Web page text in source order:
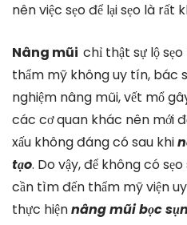
nên việc sẹo để lại sẹo là rất
Nâng mũi chỉ thật sự lộ
thẩm mỹ không uy tín, bác
nghiệm nâng mũi, vết mổ
các cơ quan khác nên mới
xấu không đáng có sau khi
tạo. Do vậy, để không có
cần tìm đến thẩm mỹ viện
thực hiệnnâng mũi bọc